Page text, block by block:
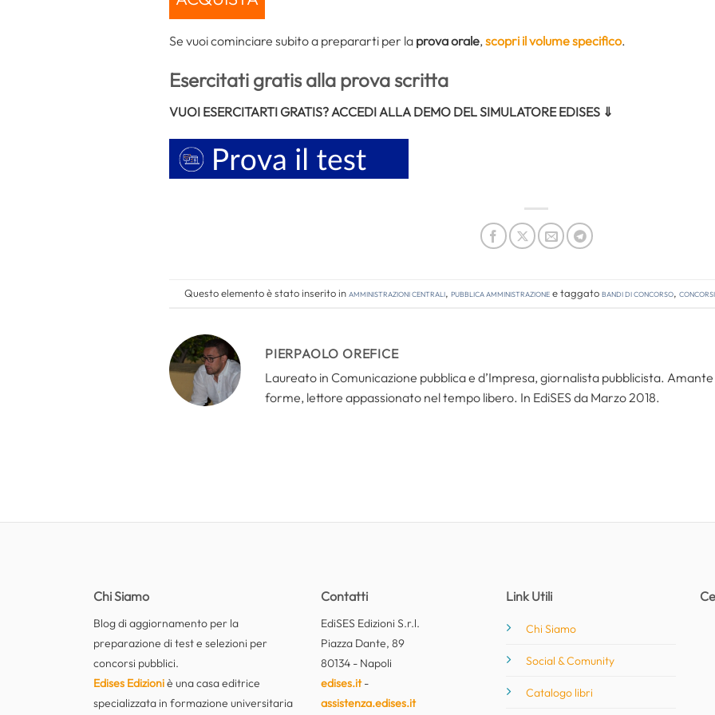
Se vuoi cominciare subito a prepararti per la prova orale,scopri il volume specifico.
Esercitati gratis alla prova scritta
VUOI ESERCITARTI GRATIS? ACCEDI ALLA DEMO DEL SIMULATORE EDISES ⇓
Questo elemento è stato inserito in Amministrazioni Centrali, Pubblica amministrazionee taggatobandi di concorso,
PIERPAOLO OREFICE
Laureato in Comunicazione pubblica e d’Impresa, giornalista pubblicista.
forme, lettore appassionato nel tempo libero. In EdiSES da Marzo 2018.
Chi Siamo
Blog di aggiornamento per la
preparazione di test e selezioni per
concorsi pubblici.
Edises Edizioniè una casa editrice
specializzata in formazione universitaria
Contatti
EdiSES Edizioni S.r.l.
Piazza Dante, 89
80134 - Napoli
edises.it-
assistenza.edises.it
Link Utili
Chi Siamo
Social & Comunity
Catalogo libri